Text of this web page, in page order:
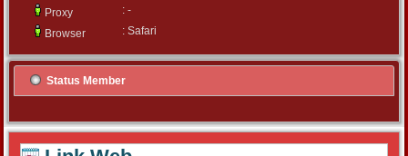
Proxy
: -
Browser
: Safari
Status Member